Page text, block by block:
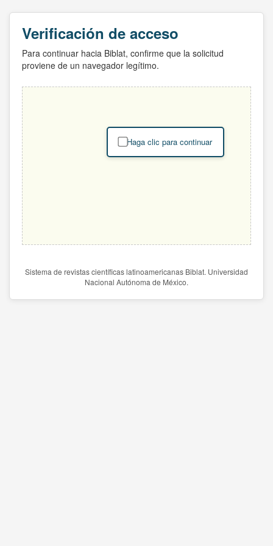
Verificación de acceso
Para continuar hacia Biblat, confirme que la solicitud
proviene de un navegador legítimo.
Haga clic para continuar
Sistema de revistas científicas latinoamericanas Biblat. Universidad
Nacional Autónoma de México.